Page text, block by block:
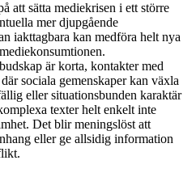
att sätta mediekrisen i ett större
mer djupgående
iakttagbara kan medföra helt nya
är korta, kontakter med
sociala gemenskaper kan växla
eller situationsbunden karaktär
texter helt enkelt inte
Det blir meningslöst att
eller ge allsidig information